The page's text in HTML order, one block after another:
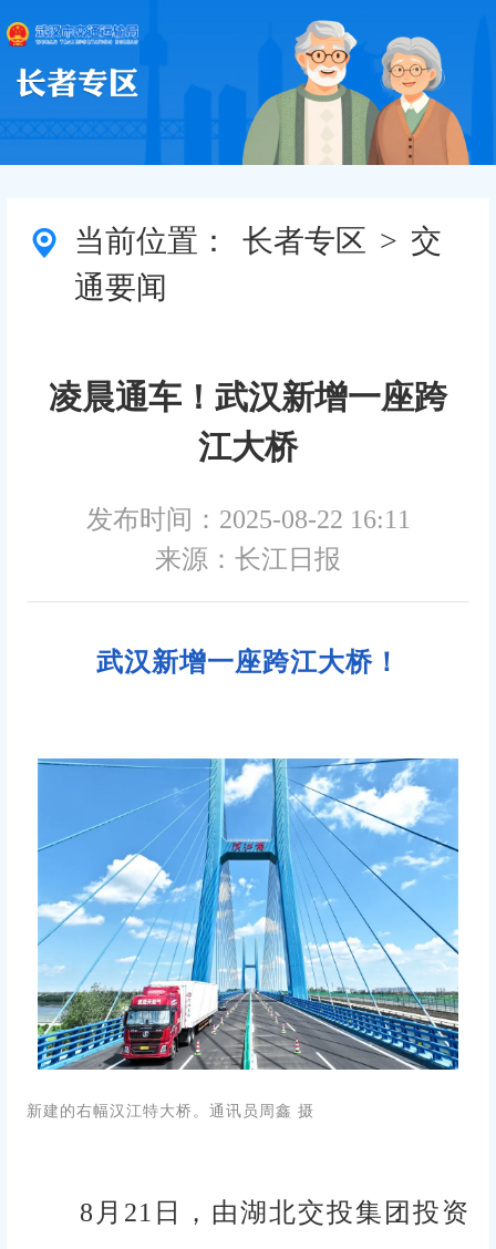
当前位置： 长者专区 > 交
通要闻
凌晨通车！武汉新增一座跨
江大桥
发布时间：2025-08-22 16:11
来源：长江日报
武汉新增一座跨江大桥！
新建的右幅汉江特大桥。通讯员周鑫 摄
8月21日，由湖北交投集团投资